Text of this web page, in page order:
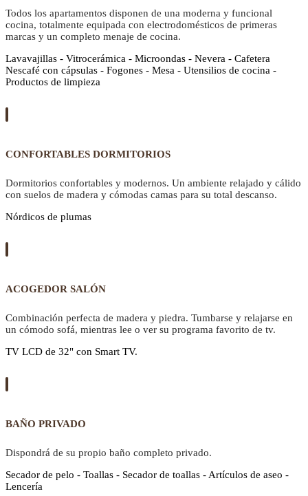
Todos los apartamentos disponen de una moderna y funcional
cocina, totalmente equipada con electrodomésticos de primeras
marcas y un completo menaje de cocina.
Lavavajillas - Vitrocerámica - Microondas - Nevera - Cafetera
Nescafé con cápsulas - Fogones - Mesa - Utensilios de cocina -
Productos de limpieza
CONFORTABLES DORMITORIOS
Dormitorios confortables y modernos. Un ambiente relajado y cálido
con suelos de madera y cómodas camas para su total descanso.
Nórdicos de plumas
ACOGEDOR SALÓN
Combinación perfecta de madera y piedra. Tumbarse y relajarse en
un cómodo sofá, mientras lee o ver su programa favorito de tv.
TV LCD de 32" con Smart TV.
BAÑO PRIVADO
Dispondrá de su propio baño completo privado.
Secador de pelo - Toallas - Secador de toallas - Artículos de aseo -
Lencería